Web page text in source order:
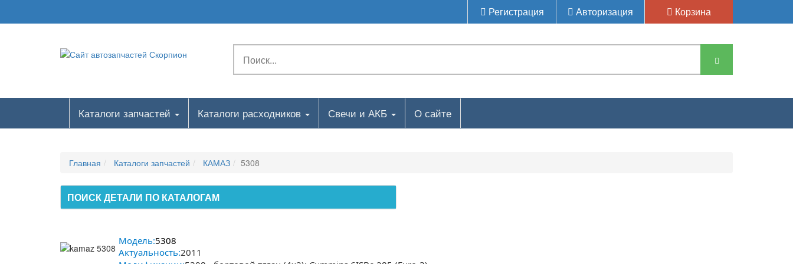
Регистрация Авторизация Корзина
Каталоги запчастей Каталоги расходников Свечи и АКБ О сайте
Главная Каталоги запчастей КАМАЗ 5308
ПОИСК ДЕТАЛИ ПО КАТАЛОГАМ
Модель:5308
Актуальность:2011